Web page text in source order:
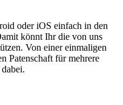
oder iOS einfach in den
könnt Ihr die von uns
Von einer einmaligen
Patenschaft für mehrere